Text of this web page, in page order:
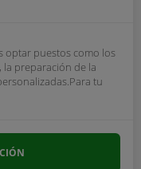
optar puestos como los
preparación de la
tu